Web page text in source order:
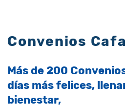
Convenios
Más de 200
días más felices,
bienestar,